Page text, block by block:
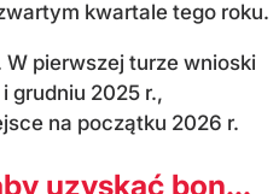
kwartale tego roku.
W pierwszej turze wnioski
grudniu 2025 r.,
na początku 2026 r.
uzyskać bon...